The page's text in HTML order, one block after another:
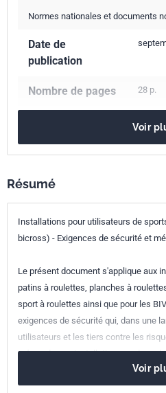
Normes nationales et documents
Date de
publication
Nombre de pages 28 p.
Codes ICS
97.220.10
Indice de
classement
S52-
Numéro de tirage 1 -
Parenté
européenne
Voir
Résumé
Installations pour utilisateurs de
bicross) - Exigences de sécurité et
Le présent document s'applique aux
patins à roulettes, planches à
sport à roulettes ainsi que pour les
exigences de sécurité qui, dans une
utilisateurs et les tiers contre les
prévue de ces installations ou dans
raisonnablement s'attendre. Le
aux parcours pour le vélo (par
Voir